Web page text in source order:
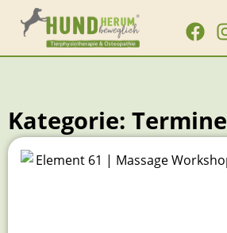
Kategorie: Termine